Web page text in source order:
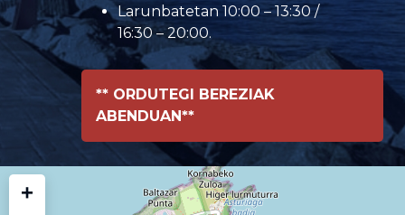
Larunbatetan 10:00 – 13:30 /
16:30 – 20:00.
** ORDUTEGI BEREZIAK
ABENDUAN**
+